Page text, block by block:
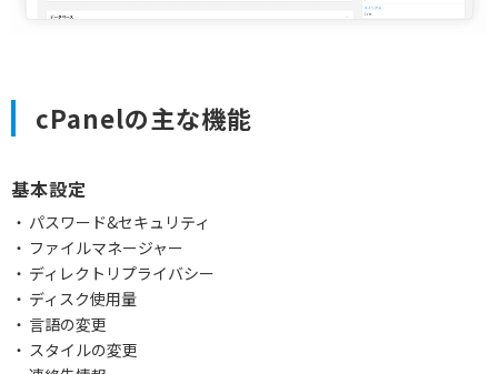
cPanelの主な機能
基本設定
パスワード&セキュリティ
ファイルマネージャー
ディレクトリプライバシー
ディスク使用量
言語の変更
スタイルの変更